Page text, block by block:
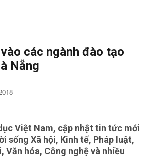
các ngành đào tạo
Nẵng
Việt Nam, cập nhật tin tức mới
sống Xã hội, Kinh tế, Pháp luật,
Văn hóa, Công nghệ và nhiều